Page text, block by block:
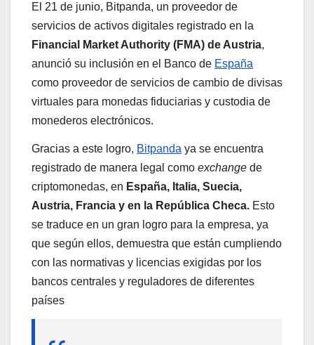
El 21 de junio, Bitpanda, un proveedor de
servicios de activos digitales registrado en la
Financial Market Authority (FMA) de Austria,
anunció su inclusión en el Banco de España
como proveedor de servicios de cambio de divisas
virtuales para monedas fiduciarias y custodia de
monederos electrónicos.
Gracias a este logro, Bitpanda ya se encuentra
registrado de manera legal como exchange de
criptomonedas, en España, Italia, Suecia,
Austria, Francia y en la República Checa. Esto
se traduce en un gran logro para la empresa, ya
que según ellos, demuestra que están cumpliendo
con las normativas y licencias exigidas por los
bancos centrales y reguladores de diferentes
países